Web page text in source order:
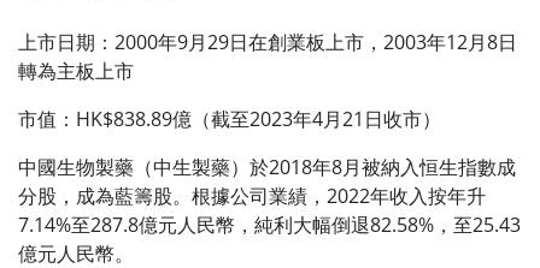
上市日期：2000年9月29日在創業板上市，2003年12月8日
轉為主板上市
市值：HK$838.89億（截至2023年4月21日收市）
中國生物製藥（中生製藥）於2018年8月被納入恒生指數成
分股，成為藍籌股。根據公司業績，2022年收入按年升
7.14%至287.8億元人民幣，純利大幅倒退82.58%，至25.43
億元人民幣。